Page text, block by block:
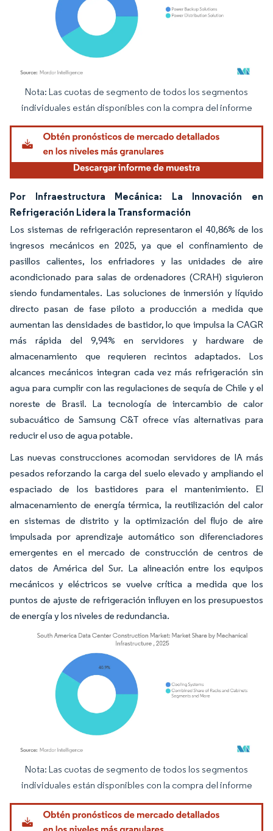
Imagen © Mordor Intelligence. El uso requiere atribución según CC BY 4.0.
Nota: Las cuotas de segmento de todos los segmentos
individuales están disponibles con la compra del informe
Por Infraestructura Mecánica: La Innovación en
Refrigeración Lidera la Transformación
Los sistemas de refrigeración representaron el 40,86% de los
ingresos mecánicos en 2025, ya que el confinamiento de
pasillos calientes, los enfriadores y las unidades de aire
acondicionado para salas de ordenadores (CRAH) siguieron
siendo fundamentales. Las soluciones de inmersión y líquido
directo pasan de fase piloto a producción a medida que
aumentan las densidades de bastidor, lo que impulsa la CAGR
más rápida del 9,94% en servidores y hardware de
almacenamiento que requieren recintos adaptados. Los
alcances mecánicos integran cada vez más refrigeración sin
agua para cumplir con las regulaciones de sequía de Chile y el
noreste de Brasil. La tecnología de intercambio de calor
subacuático de Samsung C&T ofrece vías alternativas para
reducir el uso de agua potable.
Las nuevas construcciones acomodan servidores de IA más
pesados reforzando la carga del suelo elevado y ampliando el
espaciado de los bastidores para el mantenimiento. El
almacenamiento de energía térmica, la reutilización del calor
en sistemas de distrito y la optimización del flujo de aire
impulsada por aprendizaje automático son diferenciadores
emergentes en el mercado de construcción de centros de
datos de América del Sur. La alineación entre los equipos
mecánicos y eléctricos se vuelve crítica a medida que los
puntos de ajuste de refrigeración influyen en los presupuestos
de energía y los niveles de redundancia.
Imagen © Mordor Intelligence. El uso requiere atribución según CC BY 4.0.
Nota: Las cuotas de segmento de todos los segmentos
individuales están disponibles con la compra del informe